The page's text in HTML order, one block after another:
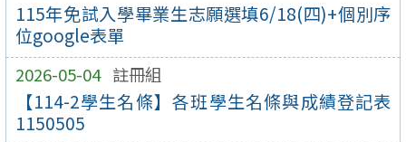
115年免試入學畢業生志願選填6/18(四)+個別序
位google表單
2026-05-04 註冊組
【114-2學生名條】各班學生名條與成績登記表
1150505